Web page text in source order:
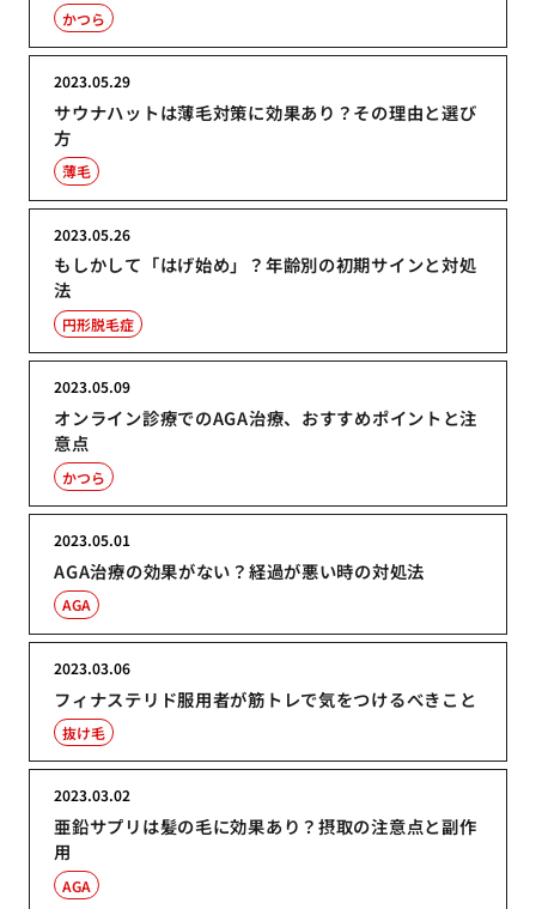
かつら
サウナハットは薄毛対策に効果あり？その理由と選び
方
2023.05.29
薄毛
もしかして「はげ始め」？年齢別の初期サインと対処
法
2023.05.26
円形脱毛症
オンライン診療でのAGA治療、おすすめポイントと注
意点
2023.05.09
かつら
AGA治療の効果がない？経過が悪い時の対処法
2023.05.01
AGA
フィナステリド服用者が筋トレで気をつけるべきこと
2023.03.06
抜け毛
亜鉛サプリは髪の毛に効果あり？摂取の注意点と副作
用
2023.03.02
AGA